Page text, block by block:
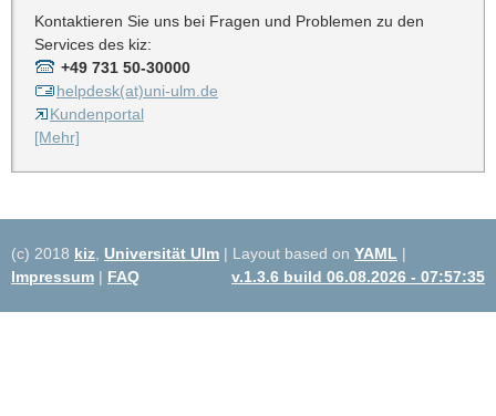
Kontaktieren Sie uns bei Fragen und Problemen zu den
Services des kiz:
+49 731 50-30000
helpdesk(at)uni-ulm.de
Kundenportal
[Mehr]
(c) 2018 kiz Universität Ulm | Layout based on YAML |
Impressum | FAQ v.1.3.6 build 06.08.2026 - 07:57:35